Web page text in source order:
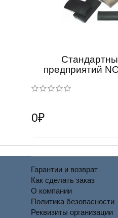
предприятий
0₽
Гарантии и возврат
Как сделать заказ
О компании
Политика безопасности
Реквизиты организации